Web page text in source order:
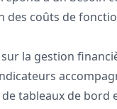
des coûts de
la gestion
tableaux de bord